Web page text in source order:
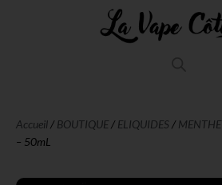
Accueil/ BOUTIQUE/ ELIQUIDES / MENTHE
– 50mL